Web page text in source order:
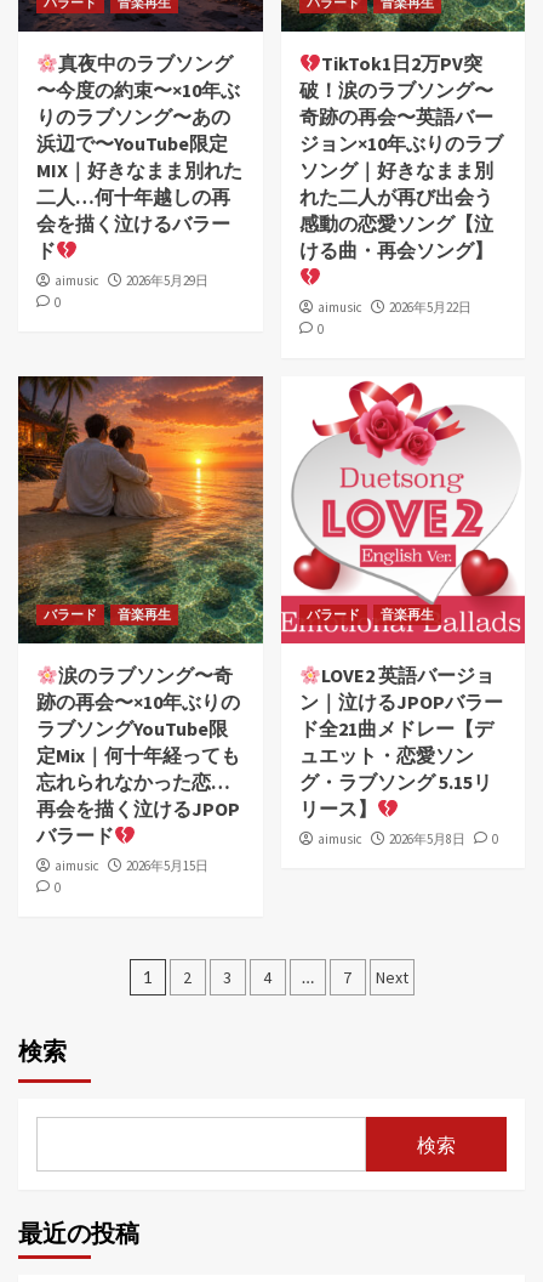
真夜中のラブソング
〜今度の約束〜×10年ぶ
りのラブソング〜あの
浜辺で〜YouTube限定
MIX｜好きなまま別れた
二人…何十年越しの再
会を描く泣けるバラー
ド
aimusic
2026年5月29日
0
TikTok1日2万PV突
破！涙のラブソング〜
奇跡の再会〜英語バー
ジョン×10年ぶりのラブ
ソング｜好きなまま別
れた二人が再び出会う
感動の恋愛ソング【泣
ける曲・再会ソング】
aimusic
2026年5月22日
0
バラード 音楽再生
涙のラブソング〜奇
跡の再会〜×10年ぶりの
ラブソングYouTube限
定Mix｜何十年経っても
忘れられなかった恋…
再会を描く泣けるJPOP
バラード
aimusic
2026年5月15日
0
バラード 音楽再生
LOVE2 英語バージョ
ン｜泣けるJPOPバラー
ド全21曲メドレー【デ
ュエット・恋愛ソン
グ・ラブソング 5.15リ
リース】
aimusic 2026年5月8日 0
投
ジ
送
り
1 2 3 4 … 7 Next
検索
検索
最近の投稿